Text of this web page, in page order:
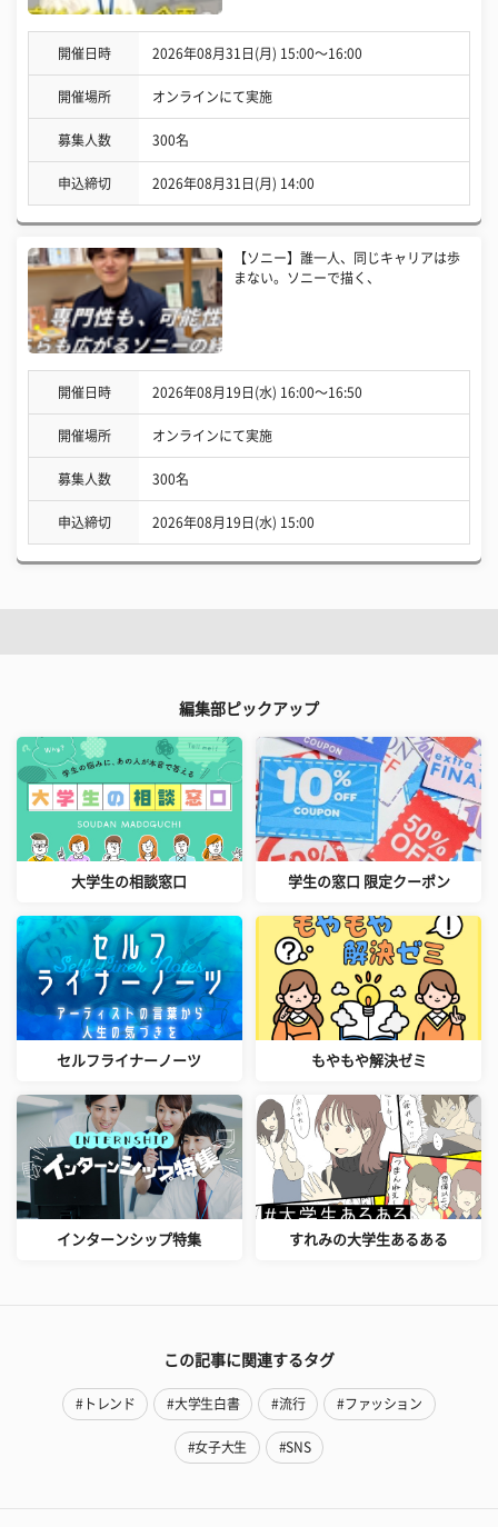
開催日時 2026年08月31日(月) 15:00〜16:00
開催場所 オンラインにて実施
募集人数 300名
申込締切 2026年08月31日(月) 14:00
【ソニー】誰一人、同じキャリアは歩
まない。ソニーで描く、
開催日時 2026年08月19日(水) 16:00〜16:50
開催場所 オンラインにて実施
募集人数 300名
申込締切 2026年08月19日(水) 15:00
編集部ピックアップ
大学生の相談窓口 学生の窓口 限定クーポン
セルフライナーノーツ もやもや解決ゼミ
インターンシップ特集 すれみの大学生あるある
この記事に関連するタグ
#トレンド #大学生白書 #流行 #ファッション
#女子大生 #SNS